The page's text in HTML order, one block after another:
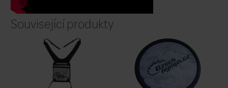
dýchá a eliminuje tak vaše pocení v
Díky těmto miniotvorům je zároveň i
vzdušené.Na těle ho po chvilce skoro
Látka, ze které je triko ušité, je velmi